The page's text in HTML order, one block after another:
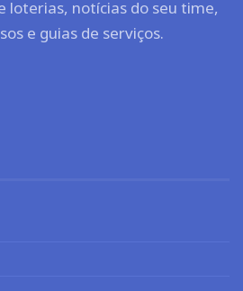
loterias, notícias do seu time,
e guias de serviços.